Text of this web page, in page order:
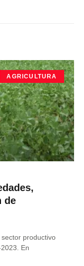
AGRICULTURA
de
productivo
En